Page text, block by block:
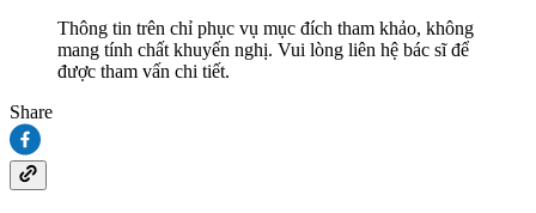
Thông tin trên chỉ phục vụ mục đích tham khảo, không
mang tính chất khuyến nghị. Vui lòng liên hệ bác sĩ để
được tham vấn chi tiết.
Share